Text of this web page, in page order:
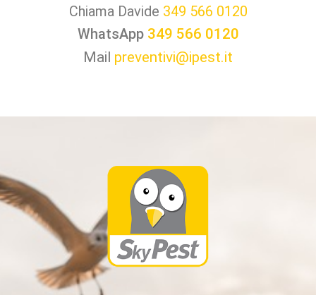
Chiama Davide 349 566 0120
WhatsApp 349 566 0120
Mail preventivi@ipest.it